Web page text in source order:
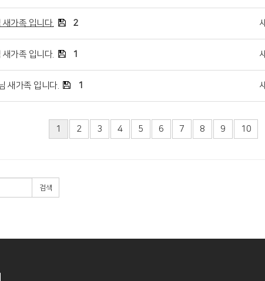
가족 입니다. 2
가족 입니다. 1
새가족 입니다. 1
1 2 3 4 5 6 7 8 9 10
검색